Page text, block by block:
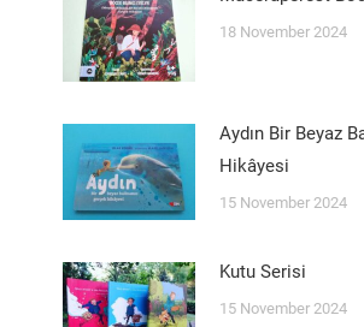
18 November 2024
Aydın Bir Beyaz
Hikâyesi
15 November 2024
Kutu Serisi
15 November 2024